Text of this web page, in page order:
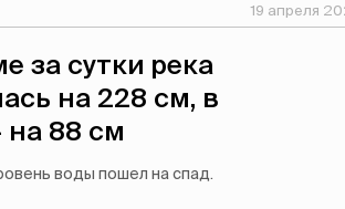
19 апреля
за сутки река
на 228 см, в
на 88 см
воды пошел на спад.